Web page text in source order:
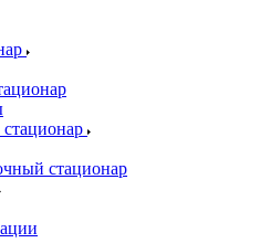
стационар